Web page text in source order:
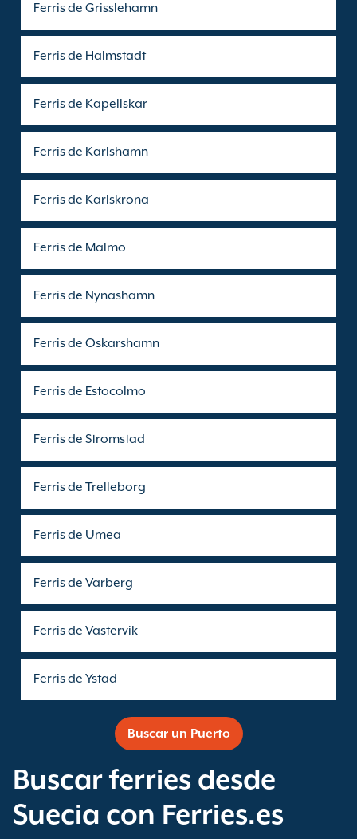
Ferris de Grisslehamn
Ferris de Halmstadt
Ferris de Kapellskar
Ferris de Karlshamn
Ferris de Karlskrona
Ferris de Malmo
Ferris de Nynashamn
Ferris de Oskarshamn
Ferris de Estocolmo
Ferris de Stromstad
Ferris de Trelleborg
Ferris de Umea
Ferris de Varberg
Ferris de Vastervik
Ferris de Ystad
Buscar un Puerto
Buscar ferries desde
Suecia con Ferries.es